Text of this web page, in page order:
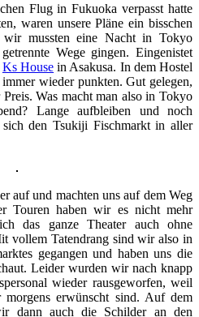
Flug in Fukuoka verpasst hatte
waren unsere Pläne ein bisschen
wir mussten eine Nacht in Tokyo
Wege gingen. Eingenistet
Ks House in Asakusa. In dem Hostel
wieder punkten. Gut gelegen,
Was macht man also in Tokyo
Lange aufbleiben und noch
den Tsukiji Fischmarkt in aller
auf und machten uns auf dem Weg
Touren haben wir es nicht mehr
das ganze Theater auch ohne
vollem Tatendrang sind wir also in
gegangen und haben uns die
Leider wurden wir nach knapp
wieder rausgeworfen, weil
erwünscht sind. Auf dem
dann auch die Schilder an den